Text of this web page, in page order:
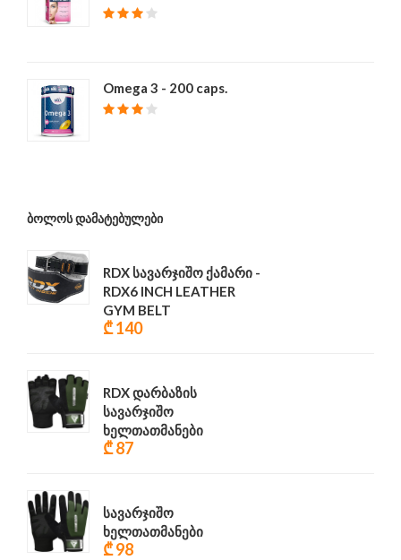
Omega 3 - 200 caps.
ᲑᲝᲚᲝᲡ ᲓᲐᲛᲐᲢᲔᲑᲣᲚᲔᲑᲘ
RDX სავარჯიშო ქამარი -
RDX6 INCH LEATHER
GYM BELT
₾ 140
RDX დარბაზის
სავარჯიშო
ხელთათმანები
₾ 87
სავარჯიშო
ხელთათმანები
₾ 98